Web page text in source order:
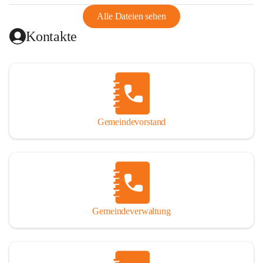
Aus diesem Grund war die Bevölkerung dazu gezwungen,
Schmuggel zu betreiben. Es kam oft zu nächtlichen
Überfällen und Schießereien. Erst mit dem Anschluss des
wirtschaftlich ging es bergauf. Dieser Aufschwung endete
1926. Es folgten Arbeitslosigkeit, Preissteigerung und
Unanbringlichkeit von Produkten. Daher wurde der
Anschluss an das Deutsche Reich begrüßt. Als der Zweite
Weltkrieg ausbrach, schwang die Stimmung um. Es starben
26 Männer an der Front, weitere 16 werden vermisst.
Von 1971 bis 1991 gehörte Wörterberg zur Gemeinde
Ollersdorf. Durch den Einsatz von mehreren Ortsansässigen
wurde Wörterberg 1991 wieder eine eigenständige
Die Gemeinde liegt im Südburgenland im Nordwesten des
Alle Dateien sehen
Kontakte
Gemeindevorstand
Gemeindeverwaltung